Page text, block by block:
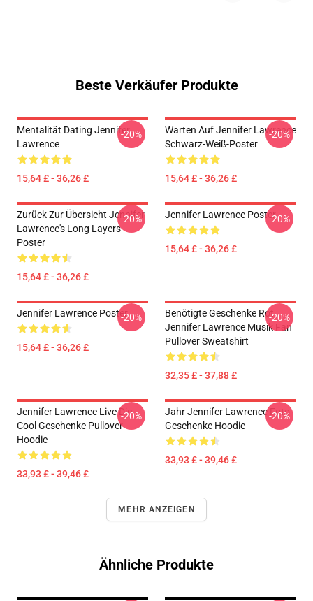
Beste Verkäufer Produkte
Mentalität Dating Jennifer
Lawrence
15,64 £ - 36,26 £
-20%
Warten Auf Jennifer Lawrence
Schwarz-Weiß-Poster
15,64 £ - 36,26 £
-20%
Zurück Zur Übersicht Jennifer
Lawrence's Long Layers
Poster
15,64 £ - 36,26 £
-20% Jennifer Lawrence Poster
15,64 £ - 36,26 £
-20%
Jennifer Lawrence Poster
15,64 £ - 36,26 £
-20%
Benötigte Geschenke Rot
Jennifer Lawrence Musik Fan
Pullover Sweatshirt
32,35 £ - 37,88 £
-20%
Jennifer Lawrence Live Die
Cool Geschenke Pullover
Hoodie
33,93 £ - 39,46 £
-20%
Jahr Jennifer Lawrence Foto
Geschenke Hoodie
33,93 £ - 39,46 £
-20%
MEHR ANZEIGEN
Ähnliche Produkte